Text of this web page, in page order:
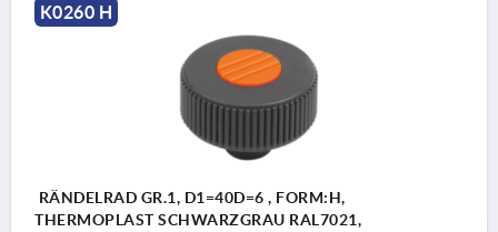
K0260 H
RÄNDELRAD GR.1, D1=40D=6 , FORM:H,
THERMOPLAST SCHWARZGRAU RAL7021,